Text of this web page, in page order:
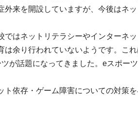
外来を開設していますが、今後はネ
ではネットリテラシーやインターネ
は余り行われていないようです。こ
が話題になってきました。eスポー
ト依存・ゲーム障害についての対策